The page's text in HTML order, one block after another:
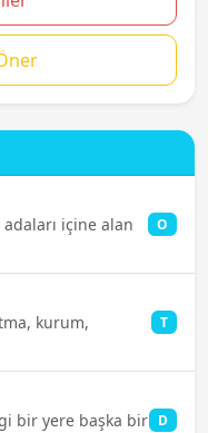
adaları içine alan
O
kurum,
T
bir yere başka bir D